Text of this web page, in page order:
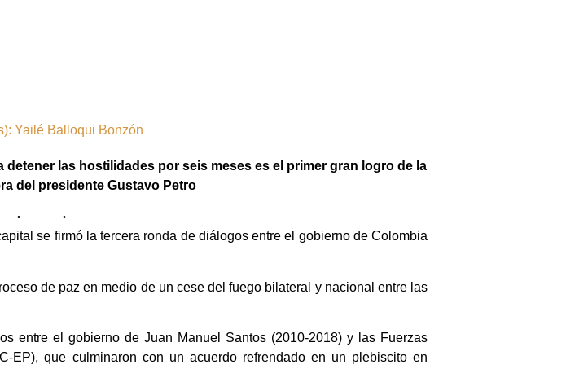
Yailé Balloqui Bonzón
las hostilidades por seis meses es el primer gran logro de la
del presidente Gustavo Petro
se firmó la tercera ronda de diálogos entre el gobierno de Colombia
de paz en medio de un cese del fuego bilateral y nacional entre las
entre el gobierno de Juan Manuel Santos (2010-2018) y las Fuerzas
EP), que culminaron con un acuerdo refrendado en un plebiscito en